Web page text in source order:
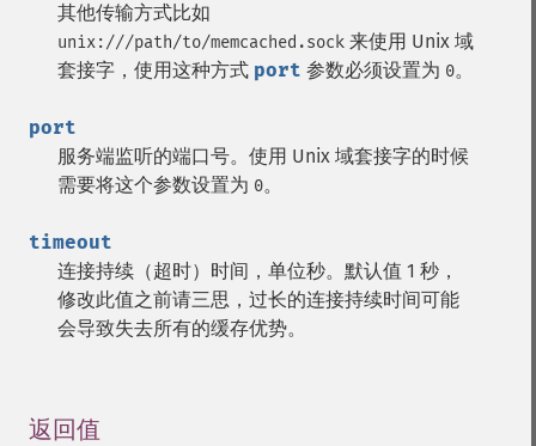
其他传输方式比如
unix:///path/to/memcached.sock 来使用 Unix 域
套接字，使用这种方式 port 参数必须设置为 0。
port
服务端监听的端口号。使用 Unix 域套接字的时候
需要将这个参数设置为 0。
timeout
连接持续（超时）时间，单位秒。默认值 1 秒，
修改此值之前请三思，过长的连接持续时间可能
会导致失去所有的缓存优势。
返回值